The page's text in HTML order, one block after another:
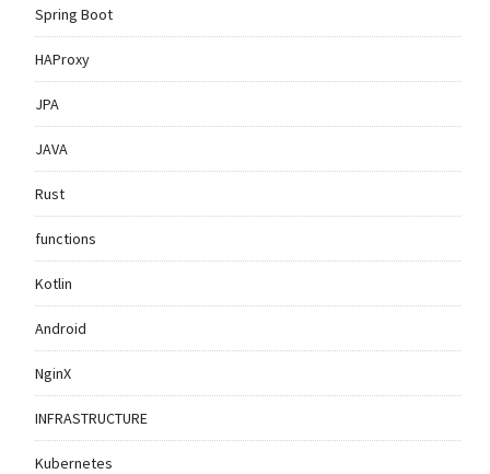
Spring Boot
HAProxy
JPA
JAVA
Rust
functions
Kotlin
Android
NginX
INFRASTRUCTURE
Kubernetes